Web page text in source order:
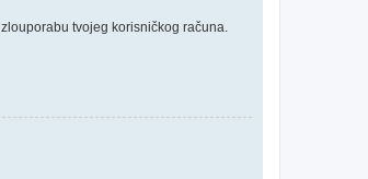
tvojeg korisničkog računa.